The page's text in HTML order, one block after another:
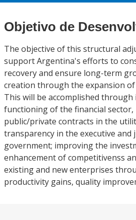
Objetivo de
The objective of this structural
support Argentina's efforts to
recovery and ensure long-term
creation through the expansion
This will be accomplished
functioning of the financial
public/private contracts in the
transparency in the executive and
government; improving the
enhancement of competitivenss
existing and new enterprises
productivity gains, quality